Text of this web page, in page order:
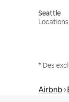
Seattle
* Des
Airbnb